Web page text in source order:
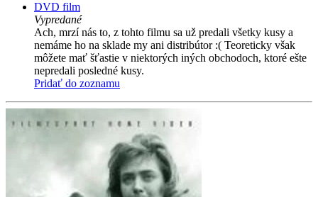
DVD film
Vypredané
Ach, mrzí nás to, z tohto filmu sa už predali všetky kusy a
nemáme ho na sklade my ani distribútor :( Teoreticky však
môžete mať šťastie v niektorých iných obchodoch, ktoré ešte
nepredali posledné kusy.
Pridať do zoznamu